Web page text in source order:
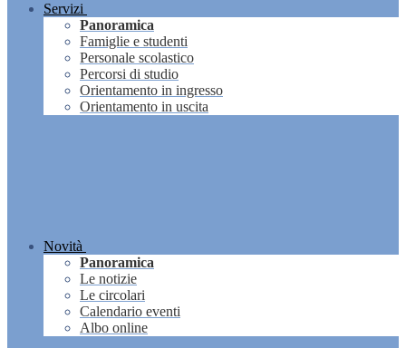
Servizi
Panoramica
Famiglie e studenti
Personale scolastico
Percorsi di studio
Orientamento in ingresso
Orientamento in uscita
Novità
Panoramica
Le notizie
Le circolari
Calendario eventi
Albo online